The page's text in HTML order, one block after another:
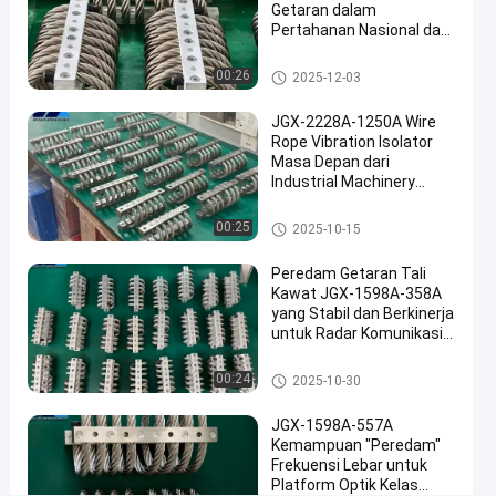
Precision
Xi
An
Isolator
getaran
tali kawat
2025-
04-07
6
pandangan
bicara
sekarang
Berbagi
#
getaran
Damping
isolasi
tali
#
Damping
getaran
00:26
Getaran dalam
Pertahanan Nasional dan
Isolator getaran tali kawat
2025-12-03
00:25
JGX-2228A-1250A Wire
Rope Vibration Isolator
Masa Depan dari
Industrial Machinery
Isolator getaran tali kawat
2025-10-15
00:24
Peredam Getaran Tali
Kawat JGX-1598A-358A
yang Stabil dan Berkinerja
untuk Radar Komunikasi
Isolator getaran tali kawat
2025-10-30
JGX-1598A-557A
Kemampuan "Peredam"
Frekuensi Lebar untuk
Platform Optik Kelas